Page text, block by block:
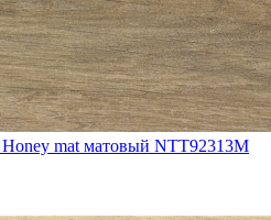
mat матовый NTT92313M